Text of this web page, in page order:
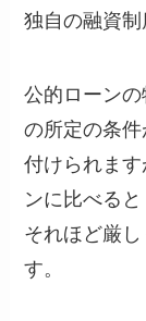
独自の融資制
公的ローン
の所定の条件
付けられま
ンに比べると
それほど厳
す。